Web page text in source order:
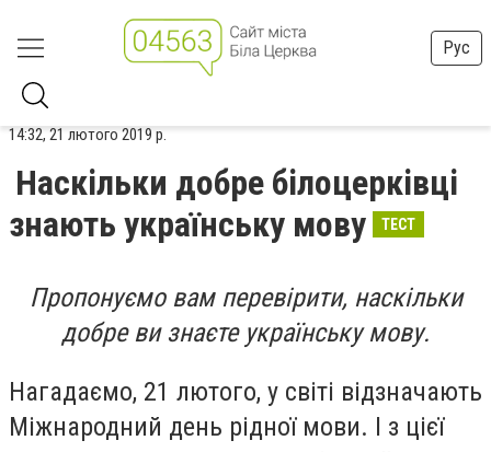
Рус
14:32, 21 лютого 2019 р.
Наскільки добре білоцерківці
знають українську мову
ТЕСТ
Пропонуємо вам перевірити, наскільки
добре ви знаєте українську мову.
Нагадаємо, 21 лютого, у світі відзначають
Міжнародний день рідної мови. І з цієї